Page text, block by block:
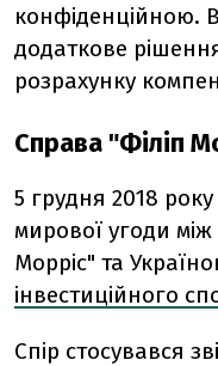
конфіденційною.
додаткове
розрахунку
Справа "Філіп
5 грудня 2018 року
мирової угоди
Морріс" та
інвестиційного
Спір стосувався